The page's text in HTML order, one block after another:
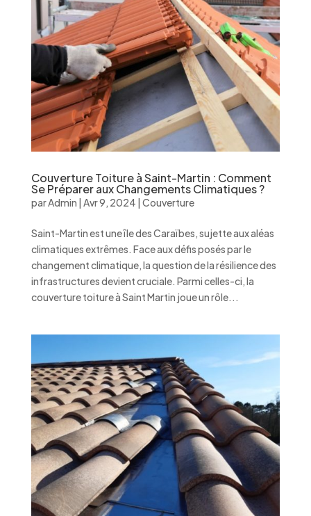
Couverture Toiture à Saint-Martin : Comment
Se Préparer aux Changements Climatiques ?
parAdmin | Avr 9, 2024 | Couverture
Saint-Martin est une île des Caraïbes, sujette aux aléas
climatiques extrêmes. Face aux défis posés par le
changement climatique, la question de la résilience des
infrastructures devient cruciale. Parmi celles-ci, la
couverture toiture à Saint Martin joue un rôle...